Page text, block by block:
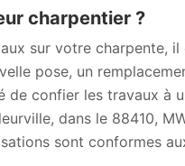
charpentier ?
sur votre charpente,
pose, un
de confier les travaux à
dans le 88410,
sont conformes